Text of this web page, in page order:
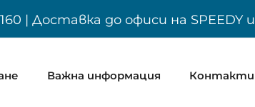
| Доставка до офиси на
Важна информация Контакти